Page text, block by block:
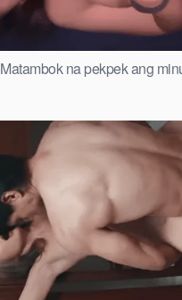
Matambok na pekpek ang